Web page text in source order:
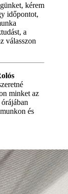
kérem
időpontot,
a
válasszon
minket az
órájában
és